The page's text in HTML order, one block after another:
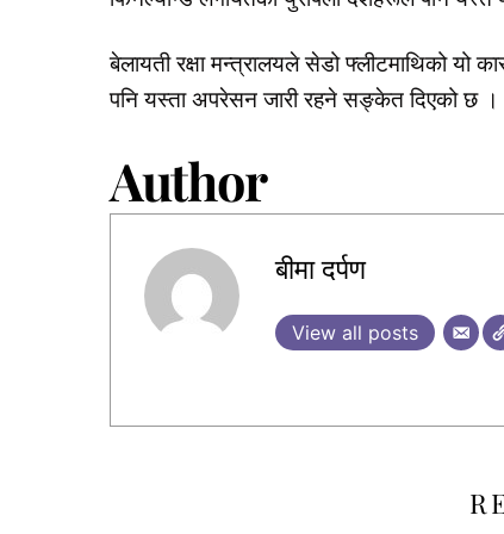
बेलायती रक्षा मन्त्रालयले सेडो फ्लीटमाथिको यो
पनि यस्ता अपरेसन जारी रहने सङ्केत दिएको छ ।
Author
बीमा दर्पण
View all posts